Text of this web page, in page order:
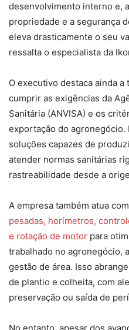
desenvolvimento interno e,
propriedade e a segurança
eleva drasticamente o seu
ressalta o especialista da
O executivo destaca ainda
cumprir as exigências da
Sanitária (ANVISA) e os
exportação do agronegócio.
soluções capazes de
atender normas sanitárias
rastreabilidade desde a
A empresa também atua com
pesadas, horímetros,
e rotação de motor para
trabalhado no agronegócio,
gestão de área. Isso
de plantio e colheita, com
preservação ou saída de